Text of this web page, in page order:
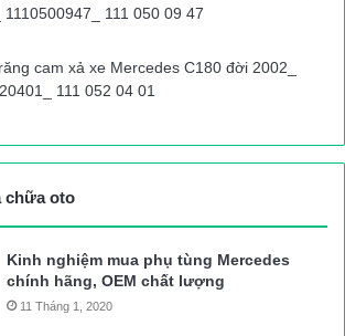
1110500947_ 111 050 09 47
cam xả xe Mercedes C180 đời 2002_
111 052 04 01
chữa oto
Kinh nghiệm mua phụ tùng Mercedes
chính hãng, OEM chất lượng
11 Tháng 1, 2020